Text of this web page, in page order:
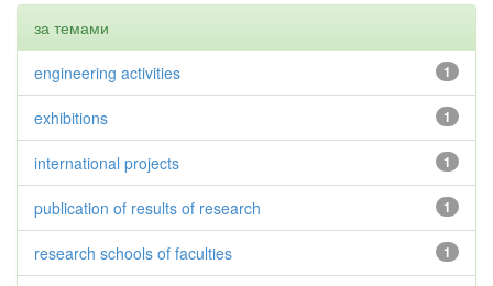
за темами
1
engineering activities
1
exhibitions
1
international projects
1
publication of results of research
1
research schools of faculties